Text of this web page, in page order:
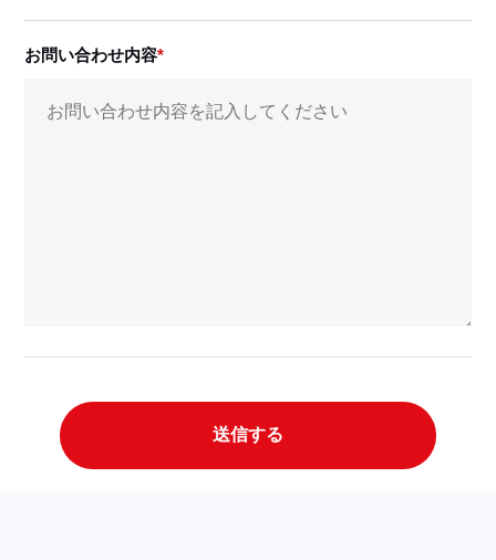
お問い合わせ内容